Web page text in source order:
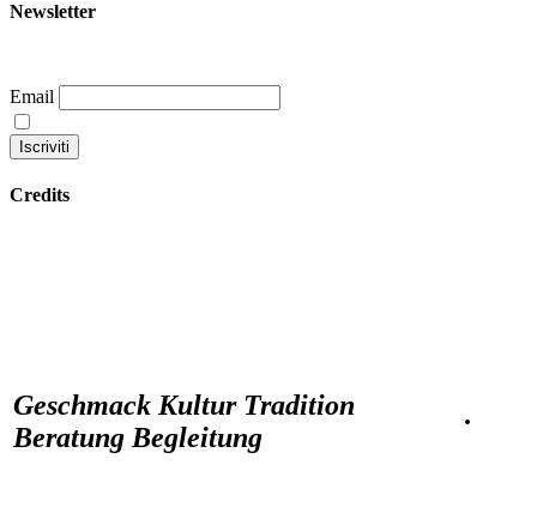
Newsletter
Email
Credits
Geschmack Kultur Tradition
Beratung Begleitung
·